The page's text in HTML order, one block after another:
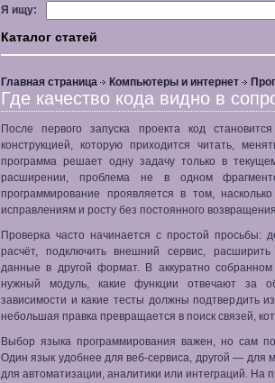
Я ищу:
Каталог статей
Главная страница Компьютеры и интернет
Где качество кода видно в
После первого запуска проекта код
конструкцией, которую приходится читать,
программа решает одну задачу только в
расширении, проблема не в одном
программирование проявляется в том,
исправлениям и росту без постоянного
Проверка часто начинается с простой просьбы:
расчёт, подключить внешний сервис,
данные в другой формат. В аккуратно собранном
нужный модуль, какие функции отвечают за
зависимости и какие тесты должны подтвердить
небольшая правка превращается в поиск связей,
Выбор языка программирования важен, но сам
Один язык удобнее для веб-сервиса, другой — для
для автоматизации, аналитики или интеграций. На